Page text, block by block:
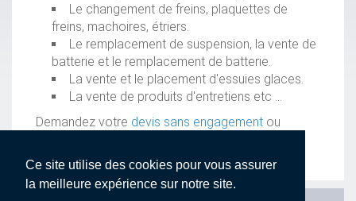
Ce site utilise des cookies pour vous assurer
la meilleure expérience sur notre site.
Le changement de freins, plaquettes de
freins, machoires, étriers.
Le remplacement de suspension, la vente de
batterie et le remplacement de batterie.
La vente et le placement d'essuies glaces.
La vente de produits d'entretiens etc ...
Demandez votre devis sans engagement ou